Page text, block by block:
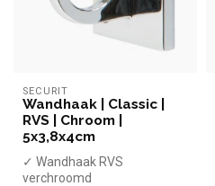
SECURIT
Wandhaak | Classic |
RVS | Chroom |
5x3,8x4cm
✓ Wandhaak RVS
verchroomd